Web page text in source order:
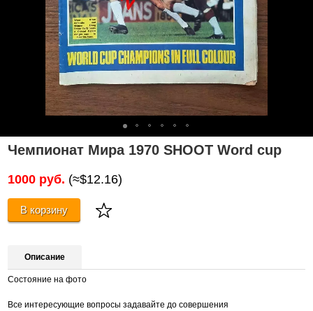
Чемпионат Мира 1970 SHOOT Word cup
1000 руб. (≈$12.16)
В корзину
Описание
Состояние на фото
Все интересующие вопросы задавайте до совершения